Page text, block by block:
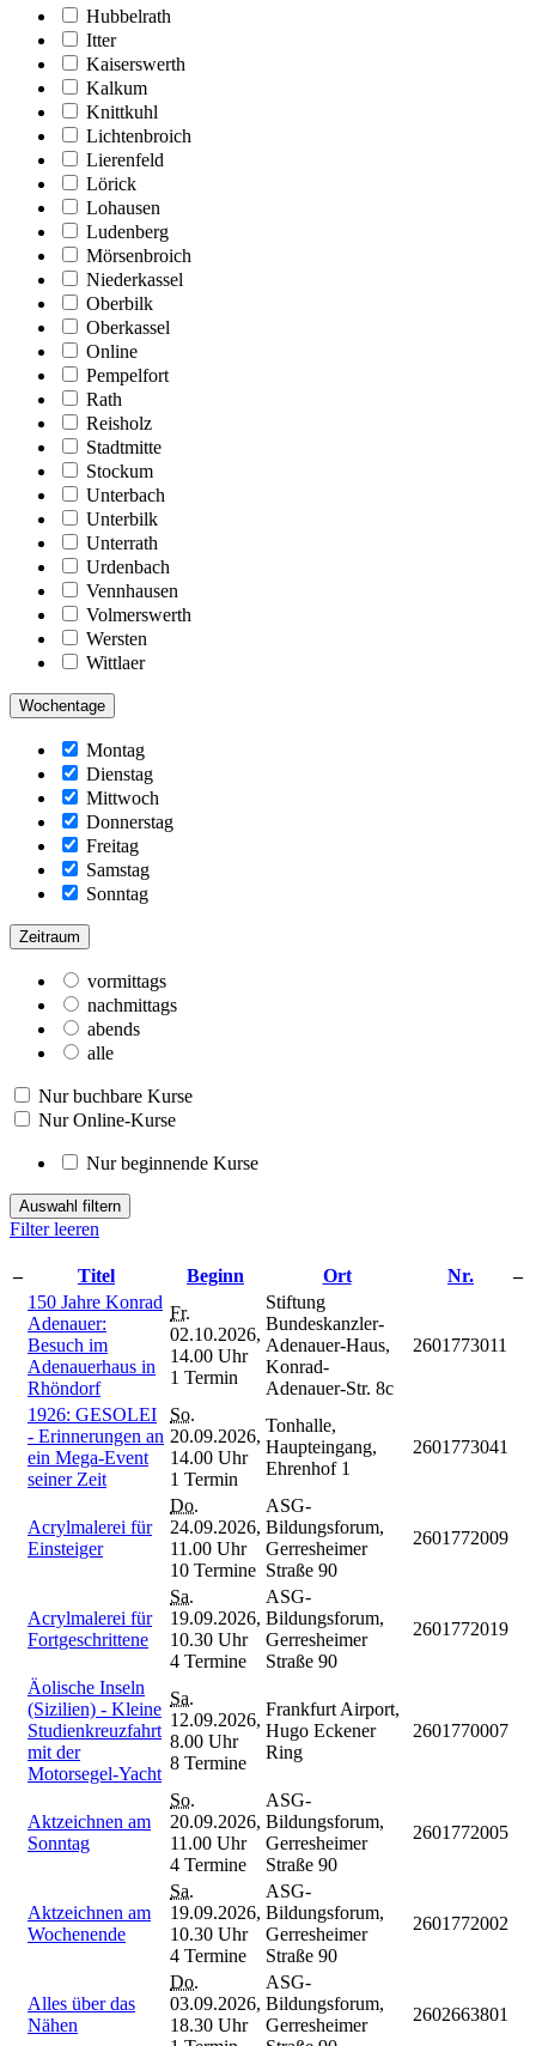
Hubbelrath
Itter
Kaiserswerth
Kalkum
Knittkuhl
Lichtenbroich
Lierenfeld
Lörick
Lohausen
Ludenberg
Mörsenbroich
Niederkassel
Oberbilk
Oberkassel
Online
Pempelfort
Rath
Reisholz
Stadtmitte
Stockum
Unterbach
Unterbilk
Unterrath
Urdenbach
Vennhausen
Volmerswerth
Wersten
Wittlaer
Wochentage
Montag
Dienstag
Mittwoch
Donnerstag
Freitag
Samstag
Sonntag
Zeitraum
vormittags
nachmittags
abends
alle
Nur buchbare Kurse
Nur Online-Kurse
Nur beginnende Kurse
Auswahl filtern
Filter leeren
– Titel Beginn Ort Nr.
–
150 Jahre Konrad
Adenauer:
Besuch im
Adenauerhaus in
Rhöndorf
Fr.
02.10.2026,
14.00 Uhr
1 Termin
Stiftung
Bundeskanzler-
Adenauer-Haus,
Konrad-
Adenauer-Str. 8c
2601773011
1926: GESOLEI
- Erinnerungen an
ein Mega-Event
seiner Zeit
So.
20.09.2026,
14.00 Uhr
1 Termin
Tonhalle,
Haupteingang,
Ehrenhof 1
2601773041
Acrylmalerei für
Einsteiger
Do.
24.09.2026,
11.00 Uhr
10 Termine
ASG-
Bildungsforum,
Gerresheimer
Straße 90
2601772009
Acrylmalerei für
Fortgeschrittene
Sa.
19.09.2026,
10.30 Uhr
4 Termine
ASG-
Bildungsforum,
Gerresheimer
Straße 90
2601772019
Äolische Inseln
(Sizilien) - Kleine
Studienkreuzfahrt
mit der
Motorsegel-Yacht
Sa.
12.09.2026,
8.00 Uhr
8 Termine
Frankfurt Airport,
Hugo Eckener
Ring
2601770007
Aktzeichnen am
Sonntag
So.
20.09.2026,
11.00 Uhr
4 Termine
ASG-
Bildungsforum,
Gerresheimer
Straße 90
2601772005
Aktzeichnen am
Wochenende
Sa.
19.09.2026,
10.30 Uhr
4 Termine
ASG-
Bildungsforum,
Gerresheimer
Straße 90
2601772002
Alles über das
Nähen
Do.
03.09.2026,
18.30 Uhr
ASG-
Bildungsforum,
Gerresheimer
2602663801